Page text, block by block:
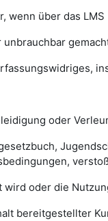
wenn über das LMS
oder
oder die
bereitgestellter